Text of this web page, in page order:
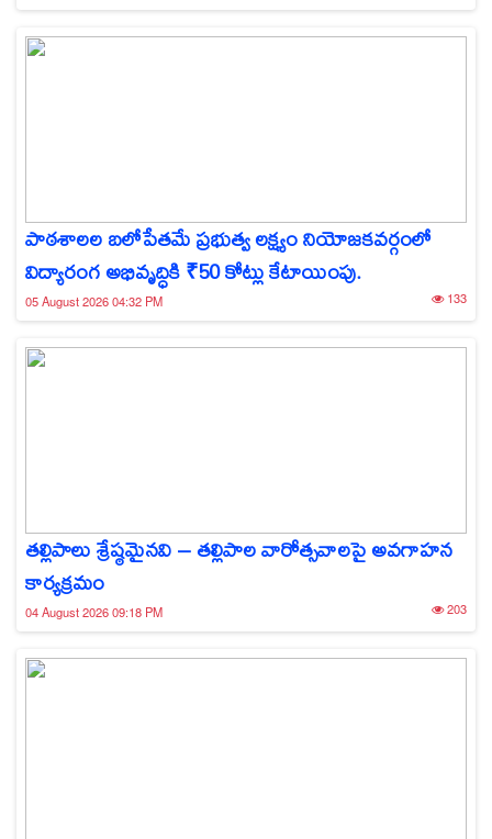
పాఠశాలల బలోపేతమే ప్రభుత్వ లక్ష్యం నియోజకవర్గంలో
విద్యారంగ అభివృద్ధికి ₹50 కోట్లు కేటాయింపు.
05 August 2026 04:32 PM 133
తల్లిపాలు శ్రేష్ఠమైనవి – తల్లిపాల వారోత్సవాలపై అవగాహన
కార్యక్రమం
04 August 2026 09:18 PM 203